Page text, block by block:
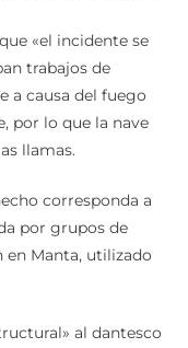
«el incidente se
trabajos de
a causa del fuego
por lo que la nave
llamas.
corresponda a
por grupos de
en Manta, utilizado
al dantesco